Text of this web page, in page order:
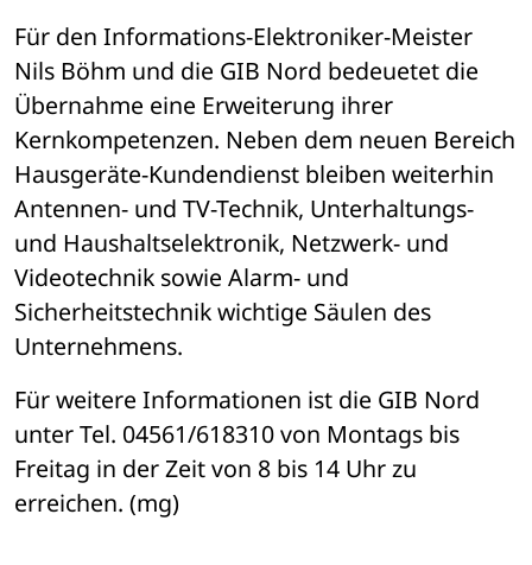
Für den Informations-Elektroniker-Meister
Nils Böhm und die GIB Nord bedeuetet die
Übernahme eine Erweiterung ihrer
Kernkompetenzen. Neben dem neuen Bereich
Hausgeräte-Kundendienst bleiben weiterhin
Antennen- und TV-Technik, Unterhaltungs-
und Haushaltselektronik, Netzwerk- und
Videotechnik sowie Alarm- und
Sicherheitstechnik wichtige Säulen des
Unternehmens.
Für weitere Informationen ist die GIB Nord
unter Tel. 04561/618310 von Montags bis
Freitag in der Zeit von 8 bis 14 Uhr zu
erreichen. (mg)